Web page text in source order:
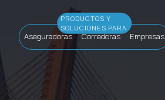
Aseguradoras Corredoras Empresas